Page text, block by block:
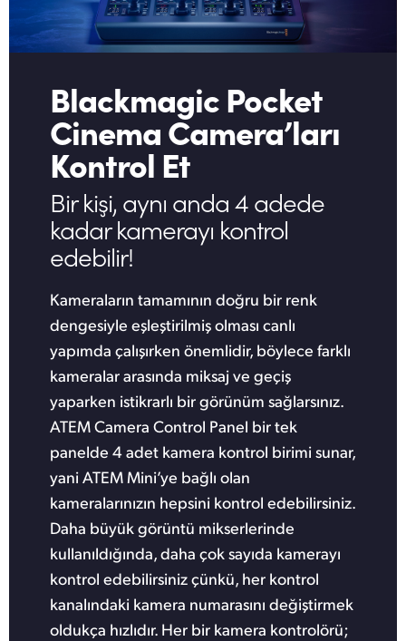
Blackmagic Pocket
Cinema Camera’ları
Kontrol Et
Bir kişi, aynı anda 4 adede
kadar kamerayı kontrol
edebilir!
Kameraların tamamının doğru bir renk
dengesiyle eşleştirilmiş olması canlı
yapımda çalışırken önemlidir, böylece farklı
kameralar arasında miksaj ve geçiş
yaparken istikrarlı bir görünüm sağlarsınız.
ATEM Camera Control Panel bir tek
panelde 4 adet kamera kontrol birimi sunar,
yani ATEM Mini’ye bağlı olan
kameralarınızın hepsini kontrol edebilirsiniz.
Daha büyük görüntü mikserlerinde
kullanıldığında, daha çok sayıda kamerayı
kontrol edebilirsiniz çünkü, her kontrol
kanalındaki kamera numarasını değiştirmek
oldukça hızlıdır. Her bir kamera kontrolörü;